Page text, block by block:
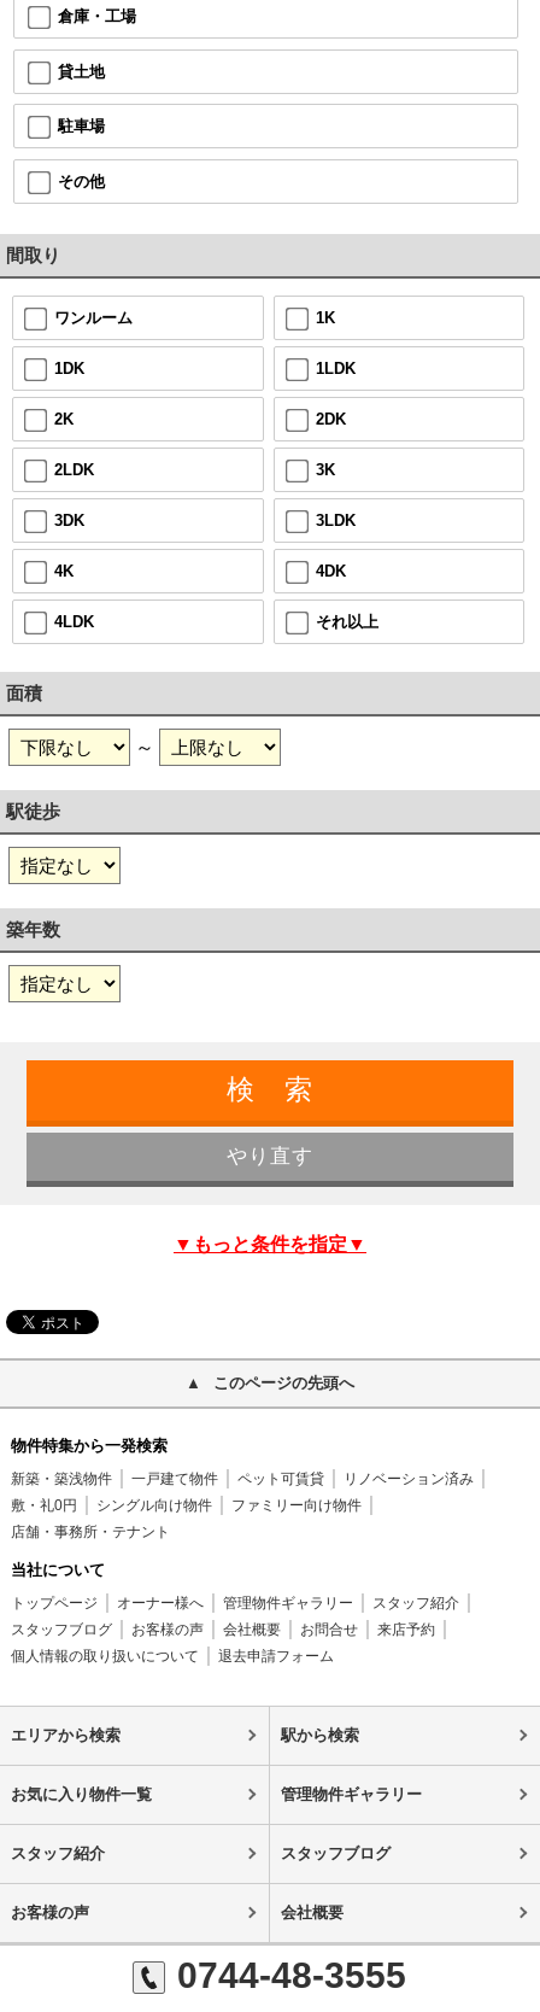
倉庫・工場
貸土地
駐車場
その他
間取り
ワンルーム 1K
1DK 1LDK
2K 2DK
2LDK 3K
3DK 3LDK
4K 4DK
4LDK それ以上
面積
～
駅徒歩
築年数
▼もっと条件を指定▼
このページの先頭へ
物件特集から一発検索
新築・築浅物件 一戸建て物件 ペット可賃貸
リノベーション済み
敷・礼0円
シングル向け物件
ファミリー向け物件
店舗・事務所・テナント
当社について
トップページ オーナー様へ 管理物件ギャラリー
スタッフ紹介
スタッフブログ
お客様の声 会社概要 お問合せ
来店予約
個人情報の取り扱いについて
退去申請フォーム
エリアから検索 駅から検索
お気に入り物件一覧 管理物件ギャラリー
スタッフ紹介 スタッフブログ
お客様の声 会社概要
0744-48-3555